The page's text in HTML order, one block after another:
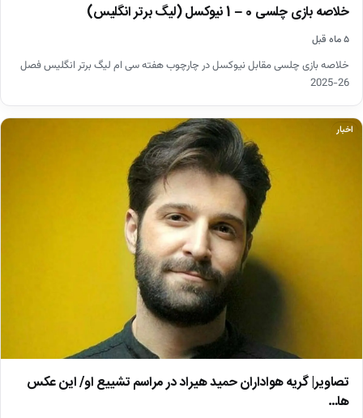
خلاصه بازی چلسی 0 – 1 نیوکسل (لیگ برتر انگلیس)
۵ ماه قبل
خلاصه بازی چلسی مقابل نیوکسل در چارچوب هفته سی ام لیگ برتر انگلیس فصل
26-2025
اخبار
تصاویر| گریه هواداران حمید هیراد در مراسم تشییع او/ این عکس
ها…